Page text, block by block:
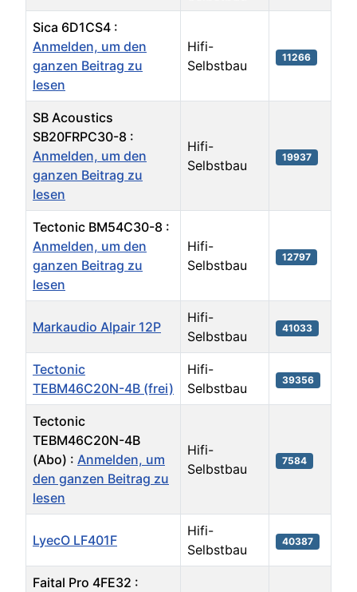
Sica 6D1CS4 :
Anmelden, um den
ganzen Beitrag zu
lesen
Hifi-
Selbstbau
11266
SB Acoustics
SB20FRPC30-8 :
Anmelden, um den
ganzen Beitrag zu
lesen
Hifi-
Selbstbau
19937
Tectonic BM54C30-8 :
Anmelden, um den
ganzen Beitrag zu
lesen
Hifi-
Selbstbau
12797
Markaudio Alpair 12P
Hifi-
Selbstbau
41033
Tectonic
TEBM46C20N-4B (frei)
Hifi-
Selbstbau
39356
Tectonic
TEBM46C20N-4B
(Abo) : Anmelden, um
den ganzen Beitrag zu
lesen
Hifi-
Selbstbau
7584
LyecO LF401F
Hifi-
Selbstbau
40387
Faital Pro 4FE32 :